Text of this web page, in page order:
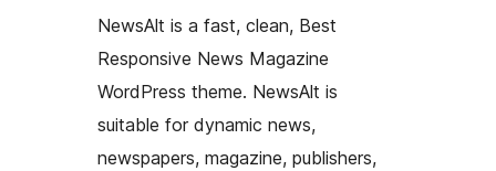
NewsAlt is a fast, clean, Best
Responsive News Magazine
WordPress theme. NewsAlt is
suitable for dynamic news,
newspapers, magazine, publishers,